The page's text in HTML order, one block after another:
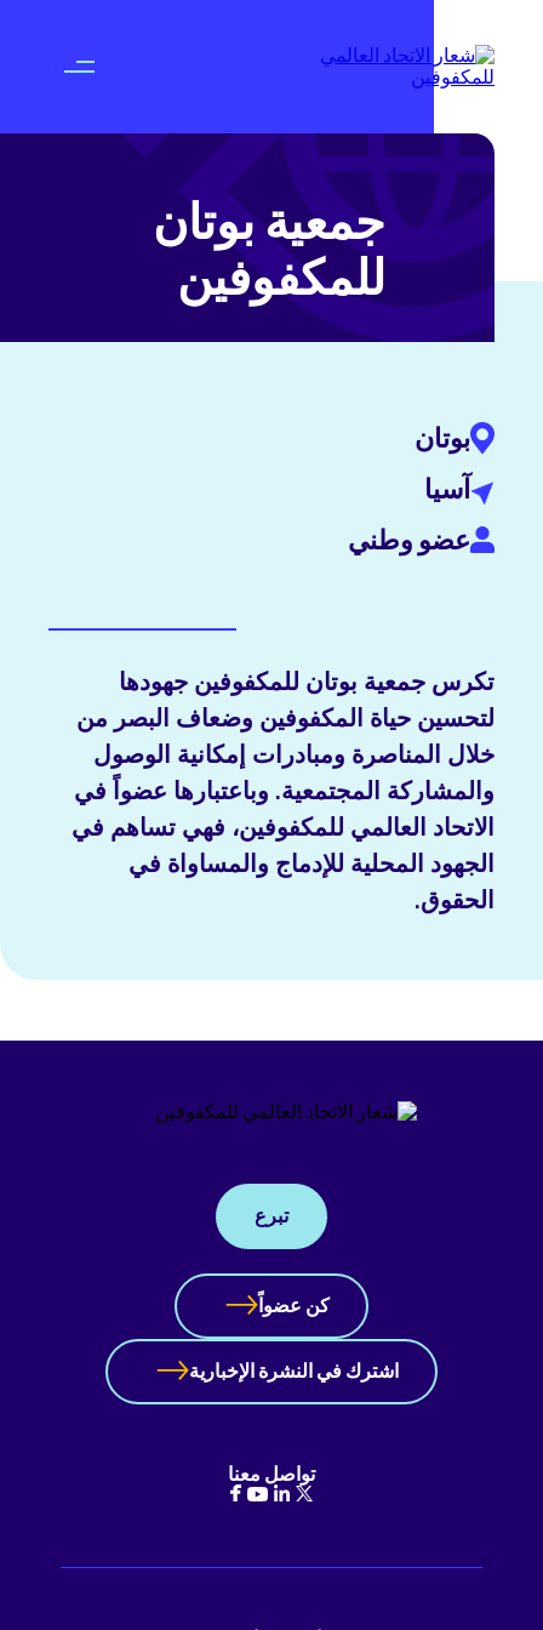
جمعية بوتان
للمكفوفين
بوتان
آسيا
عضو وطني
تكرس جمعية بوتان للمكفوفين جهودها
لتحسين حياة المكفوفين وضعاف البصر من
خلال المناصرة ومبادرات إمكانية الوصول
والمشاركة المجتمعية. وباعتبارها عضواً في
الاتحاد العالمي للمكفوفين، فهي تساهم في
الجهود المحلية للإدماج والمساواة في
الحقوق.
تبرع
كن عضواً
اشترك في النشرة الإخبارية
تواصل معنا